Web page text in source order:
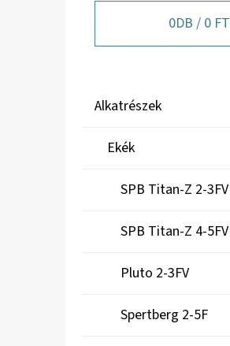
0DB / 0 FT
Kategóriák
Alkatrészek
Ekék
SPB Titan-Z 2-3FV
SPB Titan-Z 4-5FV
Pluto 2-3FV
Spertberg 2-5F